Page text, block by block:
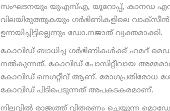
സംഘടനയും യുഎസ്എ, യൂറോപ്പ്, കാനഡ
വിലയിരുത്തുകയും ഗര്‍ഭിണികളിലെ
ഉന്നയിച്ചിട്ടില്ലെന്നും ഡോ.നജാത് വ്യക്തമാക്കി.
കോവിഡ് ബാധിച്ച ഗര്‍ഭിണികള്‍ക്ക് ഹമദ്
നല്‍കുന്നത്. കോവിഡ് പോസിറ്റീവായ
കോവിഡ് നെഗറ്റീവ് ആണ്. രോഗപ്രതിരോധ
കോവിഡ് പിടിപെടുന്നത് അപകടകരമാണ്.
നിലവില്‍ രാജ്യത്ത് വിതരണം ചെയ്യുന്ന